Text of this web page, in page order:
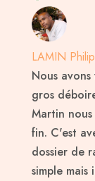
LAMIN
Nous
gros
Martin
fin. C'est
dossier de
simple